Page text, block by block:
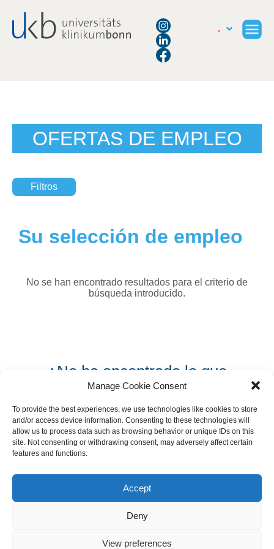
Manage Cookie Consent
To provide the best experiences, we use technologies like cookies to store
and/or access device information. Consenting to these technologies will
allow us to process data such as browsing behavior or unique IDs on this
site. Not consenting or withdrawing consent, may adversely affect certain
features and functions.
Accept
Deny
View preferences
OFERTAS DE EMPLEO
Filtros
Su selección de empleo
No se han encontrado resultados para el criterio de
búsqueda introducido.
¿No ha encontrado lo que
buscaba?
Solicitud no solicitada >
Política de privacidad